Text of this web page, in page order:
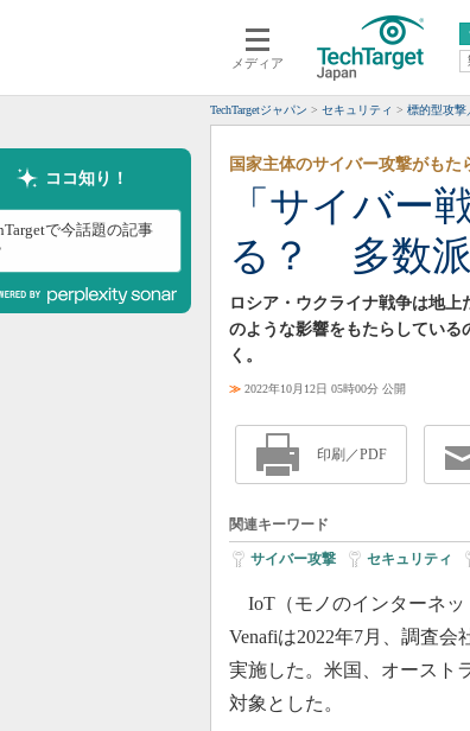
メディア
クラウド
スマートモバイル
ネットワーク
システム運用管理
エン
ERP
CX
情報
TechTargetジャパン セキュリティ 標的型攻撃
ココ知り！
で今話題の記事
「サイバー
る？ 多数
国家主体のサイバー攻撃がもた
ロシア・ウクライナ戦争は地
のような影響をもたらしている
く。
≫ 2022年10月12日 05時00分 公開
印刷／PDF
関連キーワード
サイバー攻撃 セキュリティ
IoT（モノのインターネッ
Venafiは2022年7月、調査会
実施した。米国、オースト
対象とした。